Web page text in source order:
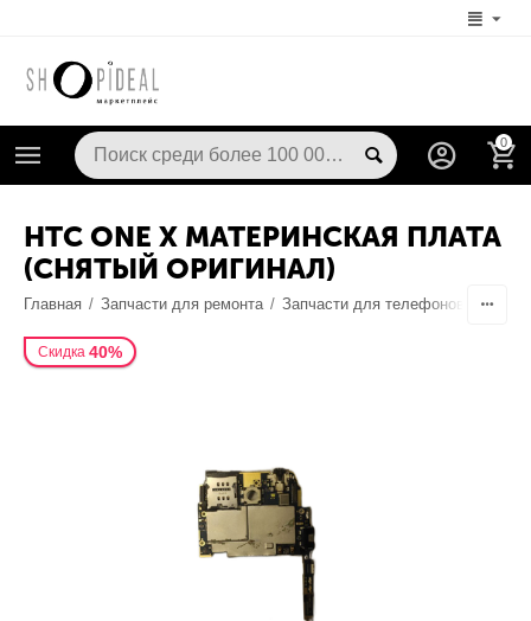
0
HTC ONE X МАТЕРИНСКАЯ ПЛАТА
(CНЯТЫЙ ОРИГИНАЛ)
Главная / Запчасти для ремонта / Запчасти для телефонов
Скидка 40%